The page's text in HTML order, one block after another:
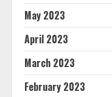
May 2023
April 2023
March 2023
February 2023